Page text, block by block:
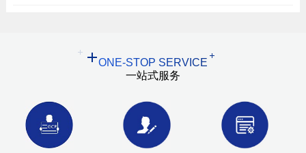
ONE-STOP SERVICE
一站式服务